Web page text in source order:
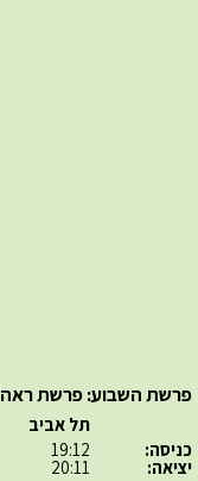
פרשת השבוע: פרשת ראה
כניסה:
יציאה:
תל אביב
19:12
20:11